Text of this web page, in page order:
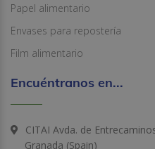
Papel alimentario
Envases para repostería
Film alimentario
Encuéntranos en...
CITAI Avda. de
Granada (Spain)